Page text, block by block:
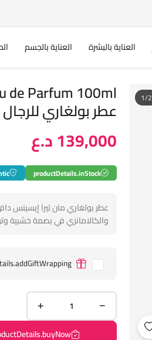
العناية بالبشرة العناية بالجسم
1/2
de Parfum 100ml
عطر بولغاري للرجال
139,000 د.ع
productDetails.inStock
عطر بولغاري مان تيرا إيسينس
والكالامانزي في بصمة خشبية